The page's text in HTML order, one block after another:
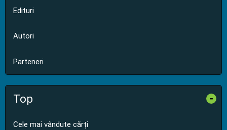
Edituri
Autori
Parteneri
Top -
Cele mai vândute cărți